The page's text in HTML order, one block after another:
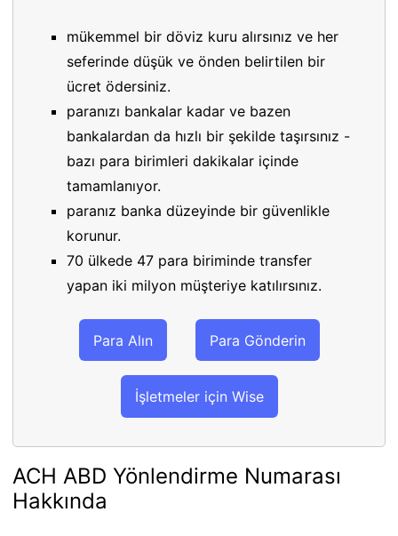
mükemmel bir döviz kuru alırsınız ve her
seferinde düşük ve önden belirtilen bir
ücret ödersiniz.
paranızı bankalar kadar ve bazen
bankalardan da hızlı bir şekilde taşırsınız -
bazı para birimleri dakikalar içinde
tamamlanıyor.
paranız banka düzeyinde bir güvenlikle
korunur.
70 ülkede 47 para biriminde transfer
yapan iki milyon müşteriye katılırsınız.
Para Alın Para Gönderin
İşletmeler için Wise
ACH ABD Yönlendirme Numarası
Hakkında